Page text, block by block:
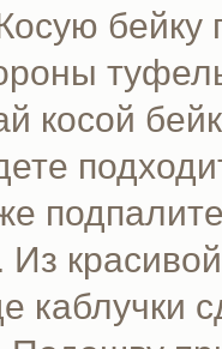
бейку
косой
Из
каблучки